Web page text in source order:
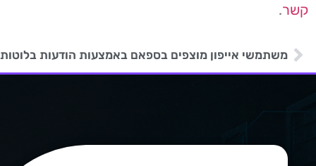
קשר.
משתמשי אייפון מוצפים בספאם באמצעות הודעות